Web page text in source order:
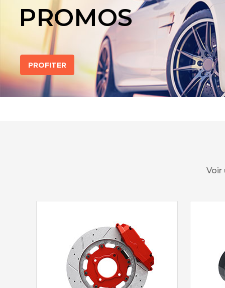
PROMOS
PROFITER
Voir